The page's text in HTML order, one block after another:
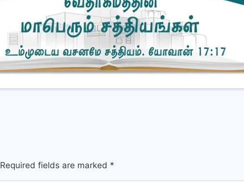
Required fields are marked *